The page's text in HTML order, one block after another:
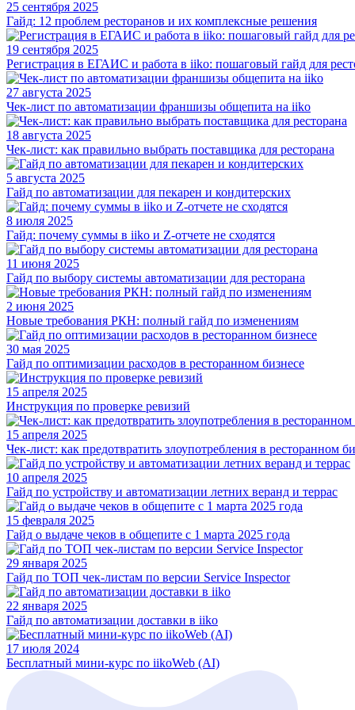
25 сентября 2025
Гайд: 12 проблем ресторанов и их комплексные решения
19 сентября 2025
Регистрация в ЕГАИС и работа в iiko: пошаговый гайд для
27 августа 2025
Чек-лист по автоматизации франшизы общепита на iiko
18 августа 2025
Чек-лист: как правильно выбрать поставщика для ресторана
5 августа 2025
Гайд по автоматизации для пекарен и кондитерских
8 июля 2025
Гайд: почему суммы в iiko и Z-отчете не сходятся
11 июня 2025
Гайд по выбору системы автоматизации для ресторана
2 июня 2025
Новые требования РКН: полный гайд по изменениям
30 мая 2025
Гайд по оптимизации расходов в ресторанном бизнесе
15 апреля 2025
Инструкция по проверке ревизий
15 апреля 2025
Чек-лист: как предотвратить злоупотребления в ресторанном
10 апреля 2025
Гайд по устройству и автоматизации летних веранд и террас
15 февраля 2025
Гайд о выдаче чеков в общепите с 1 марта 2025 года
29 января 2025
Гайд по ТОП чек-листам по версии Service Inspector
22 января 2025
Гайд по автоматизации доставки в iiko
17 июля 2024
Бесплатный мини-курс по iikoWeb (AI)